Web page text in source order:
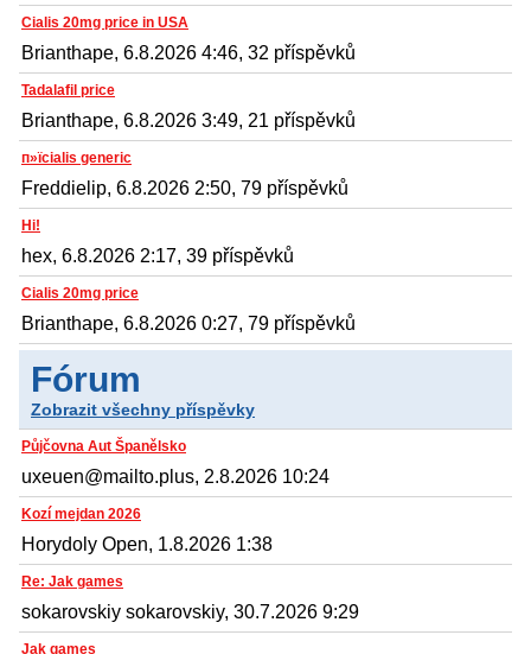
Cialis 20mg price in USA
Brianthape, 6.8.2026 4:46, 32 příspěvků
Tadalafil price
Brianthape, 6.8.2026 3:49, 21 příspěvků
п»їcialis generic
Freddielip, 6.8.2026 2:50, 79 příspěvků
Hi!
hex, 6.8.2026 2:17, 39 příspěvků
Cialis 20mg price
Brianthape, 6.8.2026 0:27, 79 příspěvků
Fórum
Zobrazit všechny příspěvky
Půjčovna Aut Španělsko
uxeuen@mailto.plus, 2.8.2026 10:24
Kozí mejdan 2026
Horydoly Open, 1.8.2026 1:38
Re: Jak games
sokarovskiy sokarovskiy, 30.7.2026 9:29
Jak games